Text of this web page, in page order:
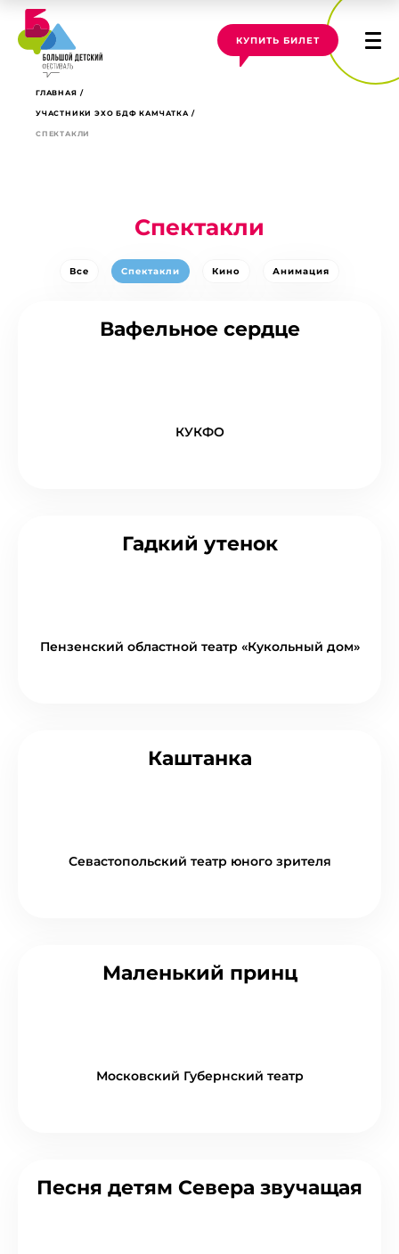
КУПИТЬ БИЛЕТ
ГЛАВНАЯ
УЧАСТНИКИ ЭХО БДФ КАМЧАТКА
СПЕКТАКЛИ
Спектакли
Все Спектакли Кино Анимация
Вафельное сердце
КУКФО
Гадкий утенок
Пензенский областной театр «Кукольный дом»
Каштанка
Севастопольский театр юного зрителя
Маленький принц
Московский Губернский театр
Песня детям Севера звучащая